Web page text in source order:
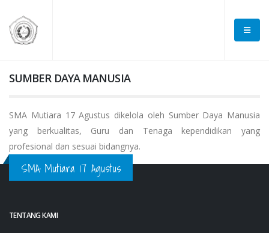
SUMBER DAYA MANUSIA
SMA Mutiara 17 Agustus dikelola oleh Sumber Daya Manusia
yang berkualitas, Guru dan Tenaga kependidikan yang
profesional dan sesuai bidangnya.
SMA Mutiara 17 Agustus
TENTANG KAMI